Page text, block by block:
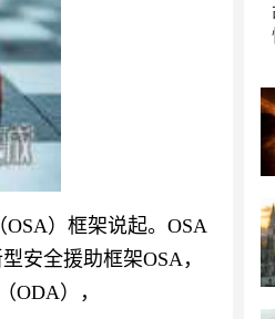
）框架说起。OSA
安全援助框架OSA，
ODA），